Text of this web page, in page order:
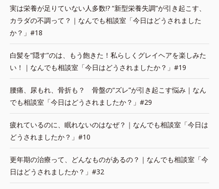
実は栄養が足りていない人多数!? “新型栄養失調”が引き起こす、
カラダの不調って？｜なんでも相談室「今日はどうされました
か？」#18
白髪を“隠す”のは、もう飽きた！私らしくグレイヘアを楽しみた
い！｜なんでも相談室「今日はどうされましたか？」#19
腰痛、尿もれ、骨折も？ 骨盤の“ズレ”が引き起こす悩み｜なん
でも相談室「今日はどうされましたか？」#29
疲れているのに、眠れないのはなぜ？｜なんでも相談室「今日は
どうされましたか？」#10
更年期の治療って、どんなものがあるの？｜なんでも相談室「今
日はどうされましたか？」#32